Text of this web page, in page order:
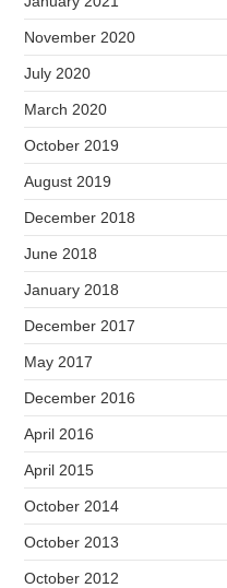
November 2020
July 2020
March 2020
October 2019
August 2019
December 2018
June 2018
January 2018
December 2017
May 2017
December 2016
April 2016
April 2015
October 2014
October 2013
October 2012